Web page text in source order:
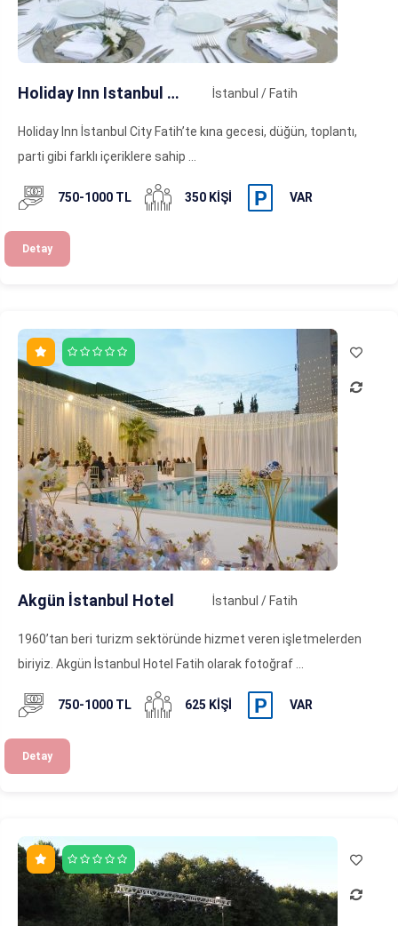
Holiday Inn Istanbul City İstanbul / Fatih
Holiday Inn İstanbul City Fatih’te kına gecesi, düğün, toplantı,
parti gibi farklı içeriklere sahip ...
750-1000 TL 350 KIŞI VAR
Detay
Akgün İstanbul Hotel İstanbul / Fatih
1960’tan beri turizm sektöründe hizmet veren işletmelerden
biriyiz. Akgün İstanbul Hotel Fatih olarak fotoğraf ...
750-1000 TL 625 KIŞI VAR
Detay